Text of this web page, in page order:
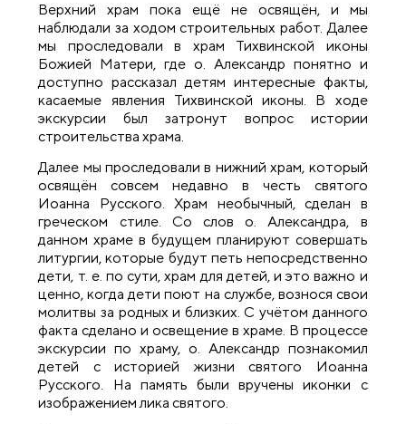
Верхний храм пока ещё не освящён, и мы
наблюдали за ходом строительных работ. Далее
мы проследовали в храм Тихвинской иконы
Божией Матери, где о. Александр понятно и
доступно рассказал детям интересные факты,
касаемые явления Тихвинской иконы. В ходе
экскурсии был затронут вопрос истории
строительства храма.
Далее мы проследовали в нижний храм, который
освящён совсем недавно в честь святого
Иоанна Русского. Храм необычный, сделан в
греческом стиле. Со слов о. Александра, в
данном храме в будущем планируют совершать
литургии, которые будут петь непосредственно
дети, т. е. по сути, храм для детей, и это важно и
ценно, когда дети поют на службе, вознося свои
молитвы за родных и близких. С учётом данного
факта сделано и освещение в храме. В процессе
экскурсии по храму, о. Александр познакомил
детей с историей жизни святого Иоанна
Русского. На память были вручены иконки с
изображением лика святого.